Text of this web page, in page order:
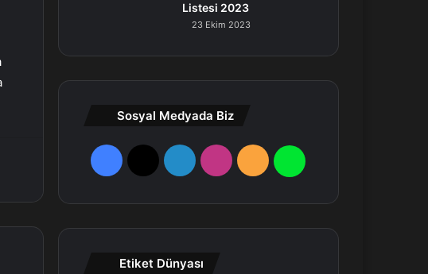
Listesi 2023
23 Ekim 2023
Sosyal Medyada Biz
F
e
X
L
R
W
a
Etiket Dünyası